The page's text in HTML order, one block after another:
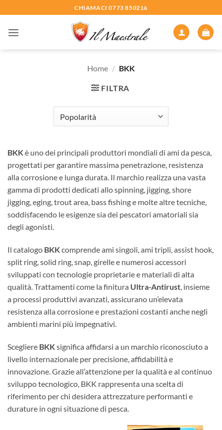
ai
contenuti
CHIAMACI 0773 850216
Home / BKK
FILTRA
BKKè uno dei principali produttori mondiali di ami da pesca,
progettati per garantire massima penetrazione, resistenza
alla corrosione e lunga durata. Il marchio realizza una vasta
gamma di prodotti dedicati allo spinning, jigging, shore
jigging, eging, trout area, bass fishing e molte altre tecniche,
soddisfacendo le esigenze sia dei pescatori amatoriali sia
degli agonisti.
Il catalogo BKKcomprende ami singoli, ami tripli, assist hook,
split ring, solid ring, snap, girelle e numerosi accessori
sviluppati con tecnologie proprietarie e materiali di alta
qualità. Trattamenti come la finitura Ultra-Antirust, insieme
a processi produttivi avanzati, assicurano un’elevata
resistenza alla corrosione e prestazioni costanti anche negli
ambienti marini più impegnativi.
Scegliere BKKsignifica affidarsi a un marchio riconosciuto a
livello internazionale per precisione, affidabilità e
innovazione. Grazie all’attenzione per la qualità e al continuo
sviluppo tecnologico, BKK rappresenta una scelta di
riferimento per chi desidera attrezzature performanti e
durature in ogni situazione di pesca.